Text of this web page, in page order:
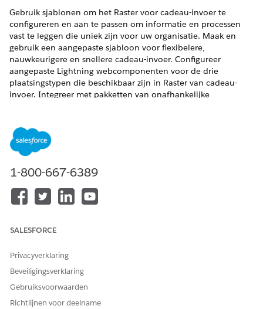
Gebruik sjablonen om het Raster voor cadeau-invoer te
configureren en aan te passen om informatie en processen
vast te leggen die uniek zijn voor uw organisatie. Maak en
gebruik een aangepaste sjabloon voor flexibelere,
nauwkeurigere en snellere cadeau-invoer. Configureer
aangepaste Lightning webcomponenten voor de drie
plaatsingstypen die beschikbaar zijn in Raster van cadeau-
invoer. Integreer met pakketten van onafhankelijke
VEREISTE EDITIONS
Beschikbaar in:
Enterprise
Beschikbaar in:
1-800-667-6389
SALESFORCE
Privacyverklaring
Beveiligingsverklaring
Gebruiksvoorwaarden
Richtlijnen voor deelname